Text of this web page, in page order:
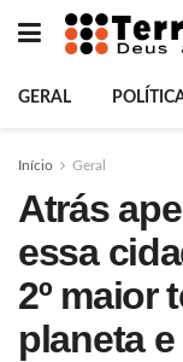
GERAL
Início Geral
Atrás
essa
2º maior
planeta